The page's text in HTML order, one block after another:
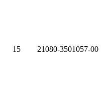
15 21080-3501057-00